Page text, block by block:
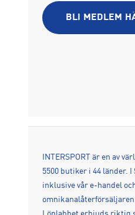
BLI MEDLEM
INTERSPORT är en av
5500 butiker i 44 länder. I
inklusive vår e-handel